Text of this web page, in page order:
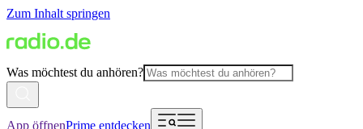
Zum Inhalt springen
Was möchtest du anhören?
App öffnenPrime entdecken